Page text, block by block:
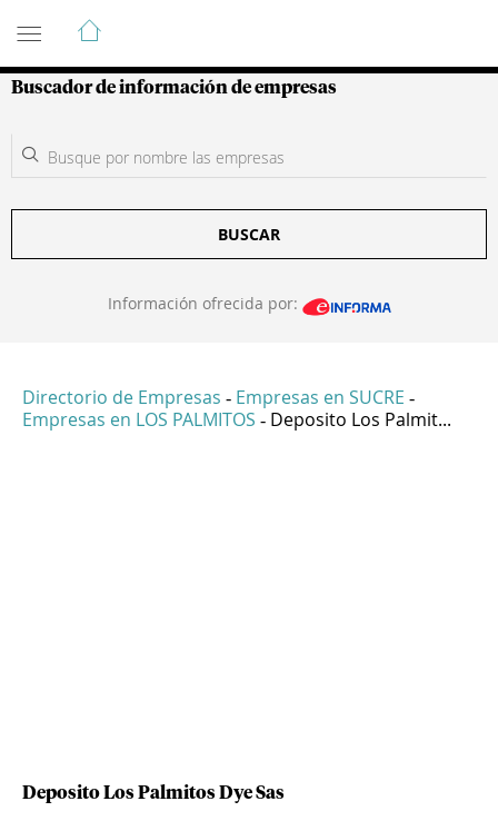
Guía de Empresas Colombianas
Buscador de información de empresas
BUSCAR
Información ofrecida por:
Directorio de Empresas - Empresas en SUCRE -
Empresas en LOS PALMITOS - Deposito Los Palmit...
Deposito Los Palmitos Dye Sas